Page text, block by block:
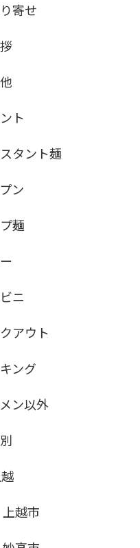
寄せ
ト
タント麺
ン
麺
ニ
アウト
ング
ン以外
越
上越市